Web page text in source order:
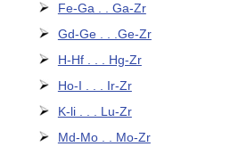
Fe-Ga . . Ga-Zr
Gd-Ge . . .Ge-Zr
H-Hf . . . Hg-Zr
Ho-I . . . Ir-Zr
K-li . . . Lu-Zr
Md-Mo . . Mo-Zr